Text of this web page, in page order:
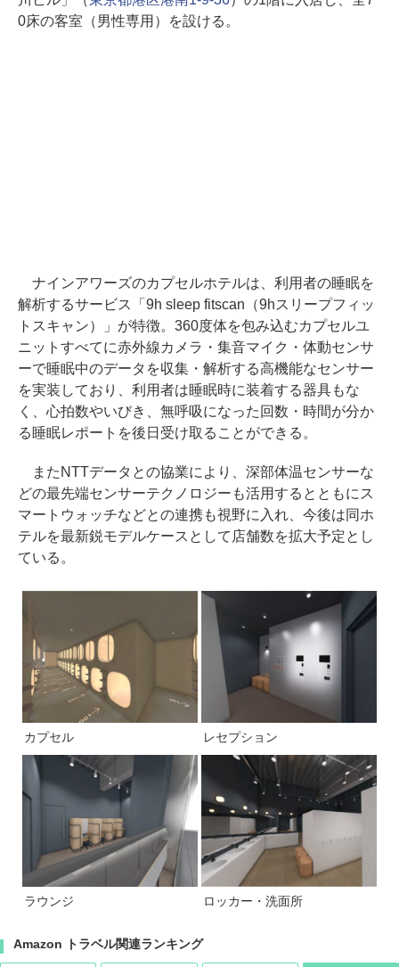
0床の客室（男性専用）を設ける。
ナインアワーズのカプセルホテルは、利用者の睡眠を
解析するサービス「9h sleep fitscan（9hスリープフィッ
トスキャン）」が特徴。360度体を包み込むカプセルユ
ニットすべてに赤外線カメラ・集音マイク・体動センサ
ーで睡眠中のデータを収集・解析する高機能なセンサー
を実装しており、利用者は睡眠時に装着する器具もな
く、心拍数やいびき、無呼吸になった回数・時間が分か
る睡眠レポートを後日受け取ることができる。
またNTTデータとの協業により、深部体温センサーな
どの最先端センサーテクノロジーも活用するとともにス
マートウォッチなどとの連携も視野に入れ、今後は同ホ
テルを最新鋭モデルケースとして店舗数を拡大予定とし
ている。
カプセル レセプション
ラウンジ ロッカー・洗面所
Amazon トラベル関連ランキング